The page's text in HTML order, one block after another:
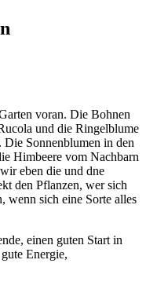
voran. Die Bohnen
und die Ringelblume
Die Sonnenblumen in den
Himbeere vom Nachbarn
eben die und dne
den Pflanzen, wer sich
wenn sich eine Sorte alles
einen guten Start in
Energie,